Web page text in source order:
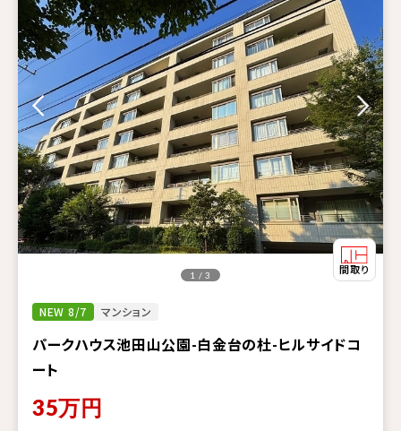
NEW 8/7 マンション
パークハウス池田山公園-白金台の杜-ヒルサイドコ
ート
1 / 3
35万円